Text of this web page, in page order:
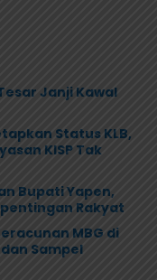
Janji Kawal
Status KLB,
KISP Tak
Bupati Yapen,
Rakyat
MBG di
Sampel